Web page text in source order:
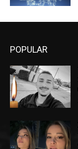
POPULAR